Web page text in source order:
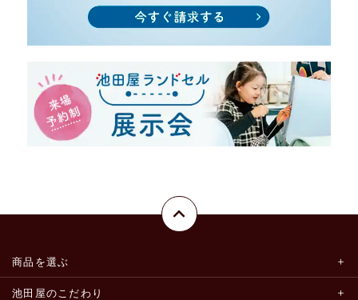
商品を選ぶ
池田屋のこだわり